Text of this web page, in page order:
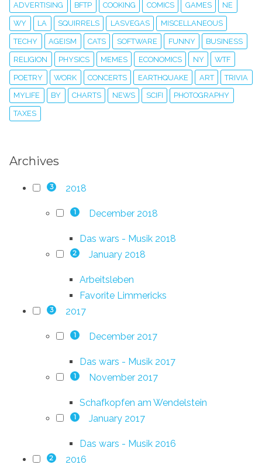
ADVERTISING BFTP COOKING COMICS GAMES NE
WY LA SQUIRRELS LASVEGAS MISCELLANEOUS
TECHY AGEISM CATS SOFTWARE FUNNY BUSINESS
RELIGION PHYSICS MEMES ECONOMICS NY WTF
POETRY WORK CONCERTS EARTHQUAKE ART TRIVIA
MYLIFE BY CHARTS NEWS SCIFI PHOTOGRAPHY
TAXES
Archives
3 2018
1 December 2018
Das wars - Musik 2018
2 January 2018
Arbeitsleben
Favorite Limmericks
3 2017
1 December 2017
Das wars - Musik 2017
1 November 2017
Schafkopfen am Wendelstein
1 January 2017
Das wars - Musik 2016
2 2016